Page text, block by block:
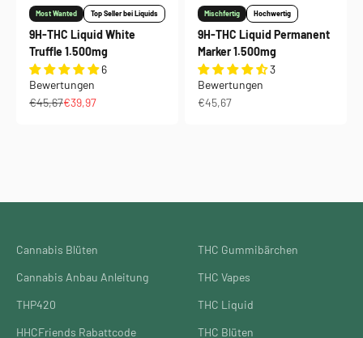
Most Wanted Top Seller bei Liquids
9H-THC Liquid White
Truffle 1.500mg
6
Bewertungen
Regulärer Preis
€45,67Angebot
€39,97
Mischfertig Hochwertig
9H-THC Liquid Permanent
Marker 1.500mg
3
Bewertungen
Angebot
€45,67
Cannabis Blüten
Cannabis Anbau Anleitung
THP420
HHCFriends Rabattcode
THC Gummibärchen
THC Vapes
THC Liquid
THC Blüten